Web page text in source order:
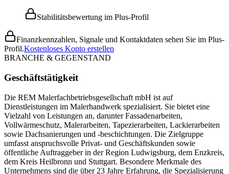
Stabilitätsbewertung im Plus-Profil
Finanzkennzahlen, Signale und Kontaktdaten sehen Sie im Plus-
Profil.Kostenloses Konto erstellen
BRANCHE & GEGENSTAND
Geschäftstätigkeit
Die REM Malerfachbetriebsgesellschaft mbH ist auf
Dienstleistungen im Malerhandwerk spezialisiert. Sie bietet eine
Vielzahl von Leistungen an, darunter Fassadenarbeiten,
Vollwärmeschutz, Malerarbeiten, Tapezierarbeiten, Lackierarbeiten
sowie Dachsanierungen und -beschichtungen. Die Zielgruppe
umfasst anspruchsvolle Privat- und Geschäftskunden sowie
öffentliche Auftraggeber in der Region Ludwigsburg, dem Enzkreis,
dem Kreis Heilbronn und Stuttgart. Besondere Merkmale des
Unternehmens sind die über 23 Jahre Erfahrung, die Spezialisierung